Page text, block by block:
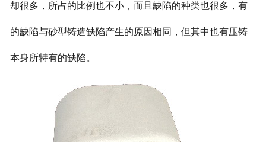
却很多，所占的比例也不小，而且缺陷的种类也很多，有
的缺陷与砂型铸造缺陷产生的原因相同，但其中也有压铸
本身所特有的缺陷。